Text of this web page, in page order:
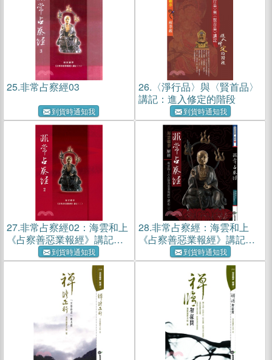
25.非常占察經03
到貨時通知我
26. 〈淨行品〉與〈賢首品〉
講記：進入修定的階段
到貨時通知我
27.非常占察經02：海雲和上
《占察善惡業報經》講記
到貨時通知我
28.非常占察經：海雲和上
《占察善惡業報經》講記
到貨時通知我